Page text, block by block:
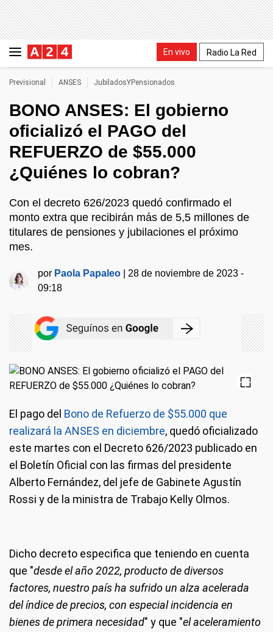
En vivo Radio La Red
Previsional ANSES JubiladosYPensionados
BONO ANSES: El gobierno
oficializó el PAGO del
REFUERZO de $55.000
¿Quiénes lo cobran?
Con el decreto 626/2023 quedó confirmado el
monto extra que recibirán más de 5,5 millones de
titulares de pensiones y jubilaciones el próximo
mes.
por Paola Papaleo
28 de noviembre de 2023 -
09:18
El pago del Bono de Refuerzo de $55.000 que
realizará la ANSES en diciembre, quedó oficializado
este martes con el Decreto 626/2023 publicado en
el Boletín Oficial con las firmas del presidente
Alberto Fernández, del jefe de Gabinete Agustín
Rossi y de la ministra de Trabajo Kelly Olmos.
Dicho decreto especifica que teniendo en cuenta
que "desde el año 2022, producto de diversos
factores, nuestro país ha sufrido un alza acelerada
del índice de precios, con especial incidencia en
bienes de primera necesidad" y que "el aceleramiento